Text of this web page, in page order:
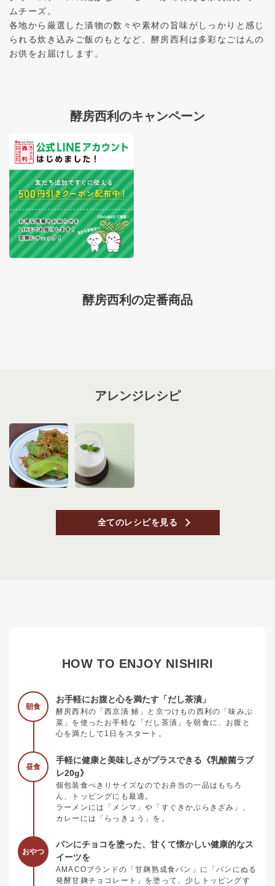
ムチーズ。
各地から厳選した漬物の数々や素材の旨味がしっかりと感じ
られる炊き込みご飯のもとなど、酵房西利は多彩なごはんの
お供をお届けします。
酵房西利のキャンペーン
酵房西利の定番商品
アレンジレシピ
全てのレシピを見る
HOW TO ENJOY NISHIRI
朝食
お手軽にお腹と心を満たす「だし茶漬」
酵房西利の「西京漬 鰆」と京つけもの西利の「味みぶ
菜」を使ったお手軽な「だし茶漬」を朝食に、お腹と
心を満たして1日をスタート。
昼食
手軽に健康と美味しさがプラスできる《乳酸菌ラブ
レ20g》
個包装食べきりサイズなのでお弁当の一品はもちろ
ん、トッピングにも最適。
ラーメンには「メンマ」や「すぐきかぶらきざみ」、
カレーには「らっきょう」を。
おやつ
パンにチョコを塗った、甘くて懐かしい健康的なス
イーツを
AMACOブランドの「甘麹熟成食パン」に「パンにぬる
発酵甘麹チョコレート」を塗って、少しトッピングす